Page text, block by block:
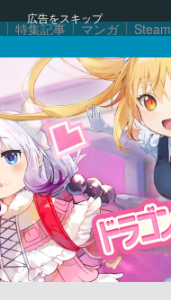
広告をスキップ
特集記事 マンガ Steam